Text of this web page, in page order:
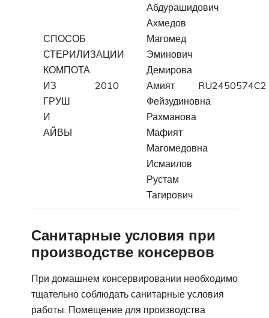
СПОСОБ
СТЕРИЛИЗАЦИИ
КОМПОТА
ИЗ
ГРУШ
И
АЙВЫ
2010
Абдурашидович
Ахмедов
Магомед
Эминович
Демирова
Амият
Фейзудиновна
Рахманова
Мафият
Магомедовна
Исмаилов
Рустам
Тагирович
RU2450574C2
Санитарные условия при
производстве консервов
При домашнем консервировании необходимо
тщательно соблюдать санитарные условия
работы. Помещение для производства